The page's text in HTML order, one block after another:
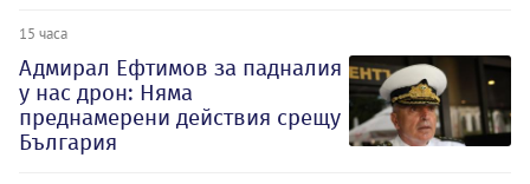
15 часа
Адмирал Ефтимов за падналия
у нас дрон: Няма
преднамерени действия срещу
България